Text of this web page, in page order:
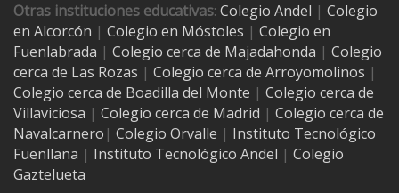
Otras instituciones educativas: Colegio Andel | Colegio
en Alcorcón | Colegio en Móstoles | Colegio en
Fuenlabrada | Colegio cerca de Majadahonda | Colegio
cerca de Las Rozas | Colegio cerca de Arroyomolinos |
Colegio cerca de Boadilla del Monte | Colegio cerca de
Villaviciosa | Colegio cerca de Madrid | Colegio cerca de
Navalcarnero | Colegio Orvalle | Instituto Tecnológico
Fuenllana | Instituto Tecnológico Andel | Colegio
Gaztelueta